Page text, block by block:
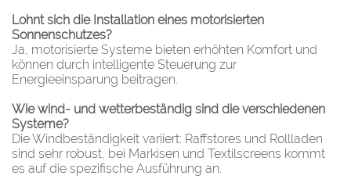
Lohnt sich die Installation eines motorisierten
Sonnenschutzes?
Ja, motorisierte Systeme bieten erhöhten Komfort und
können durch intelligente Steuerung zur
Energieeinsparung beitragen.
Wie wind- und wetterbeständig sind die verschiedenen
Systeme?
Die Windbeständigkeit variiert: Raffstores und Rollladen
sind sehr robust, bei Markisen und Textilscreens kommt
es auf die spezifische Ausführung an.